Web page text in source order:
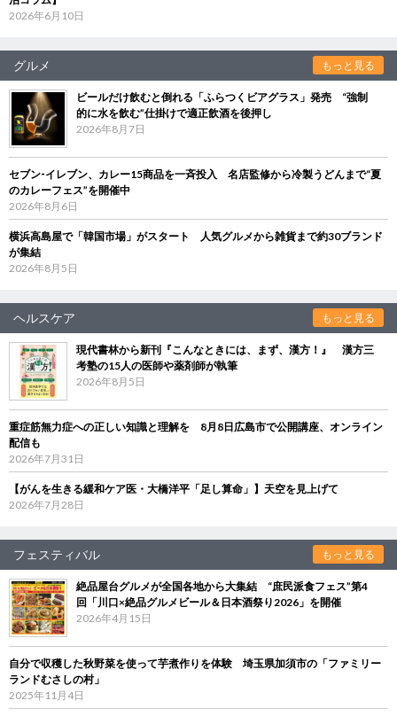
2026年6月10日
グルメ もっと見る
ビールだけ飲むと倒れる「ふらつくビアグラス」発売 “強制
的に水を飲む”仕掛けで適正飲酒を後押し
2026年8月7日
セブン‐イレブン、カレー15商品を一斉投入 名店監修から冷製うどんまで“夏
のカレーフェス”を開催中
2026年8月6日
横浜高島屋で「韓国市場」がスタート 人気グルメから雑貨まで約30ブランド
が集結
2026年8月5日
ヘルスケア もっと見る
現代書林から新刊『こんなときには、まず、漢方！』 漢方三
考塾の15人の医師や薬剤師が執筆
2026年8月5日
重症筋無力症への正しい知識と理解を 8月8日広島市で公開講座、オンライン
配信も
2026年7月31日
【がんを生きる緩和ケア医・大橋洋平「足し算命」】天空を見上げて
2026年7月28日
フェスティバル もっと見る
絶品屋台グルメが全国各地から大集結 “庶民派食フェス”第4
回「川口×絶品グルメビール＆日本酒祭り2026」を開催
2026年4月15日
自分で収穫した秋野菜を使って芋煮作りを体験 埼玉県加須市の「ファミリー
ランドむさしの村」
2025年11月4日